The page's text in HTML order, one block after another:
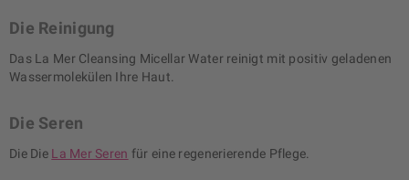
Die Reinigung
Das La Mer Cleansing Micellar Water reinigt mit positiv geladenen
Wassermolekülen Ihre Haut.
Die Seren
Die Die La Mer Seren für eine regenerierende Pflege.